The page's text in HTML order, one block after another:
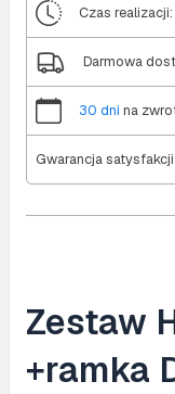
Czas realizacji:
Darmowa
30 dni na
Gwarancja
Zestaw
+ramka